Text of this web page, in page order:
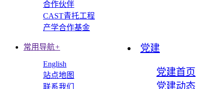
合作伙伴
CAST青托工程
产学合作基金
党建
党建首页
党建动态
常用导航+
English
站点地图
联系我们